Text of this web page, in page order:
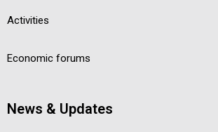
Activities
Economic forums
News & Updates